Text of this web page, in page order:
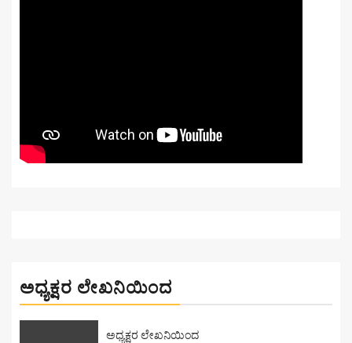
ಅಧ್ಯಕ್ಷರ ಲೇಖನಿಯಿಂದ
ಅಧ್ಯಕ್ಷರ ಲೇಖನಿಯಿಂದ